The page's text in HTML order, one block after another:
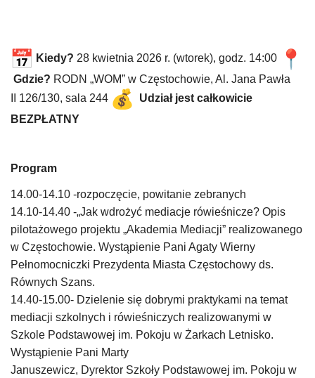
Kiedy? 28 kwietnia 2026 r. (wtorek), godz. 14:00
Gdzie? RODN „WOM” w Częstochowie, Al. Jana Pawła
II 126/130, sala 244
Udział jest całkowicie
BEZPŁATNY
Program
14.00-14.10 -rozpoczęcie, powitanie zebranych
14.10-14.40 -„Jak wdrożyć mediacje rówieśnicze? Opis
pilotażowego projektu „Akademia Mediacji” realizowanego
w Częstochowie. Wystąpienie Pani Agaty Wierny
Pełnomocniczki Prezydenta Miasta Częstochowy ds.
Równych Szans.
14.40-15.00- Dzielenie się dobrymi praktykami na temat
mediacji szkolnych i rówieśniczych realizowanymi w
Szkole Podstawowej im. Pokoju w Żarkach Letnisko.
Wystąpienie Pani Marty
Januszewicz, Dyrektor Szkoły Podstawowej im. Pokoju w